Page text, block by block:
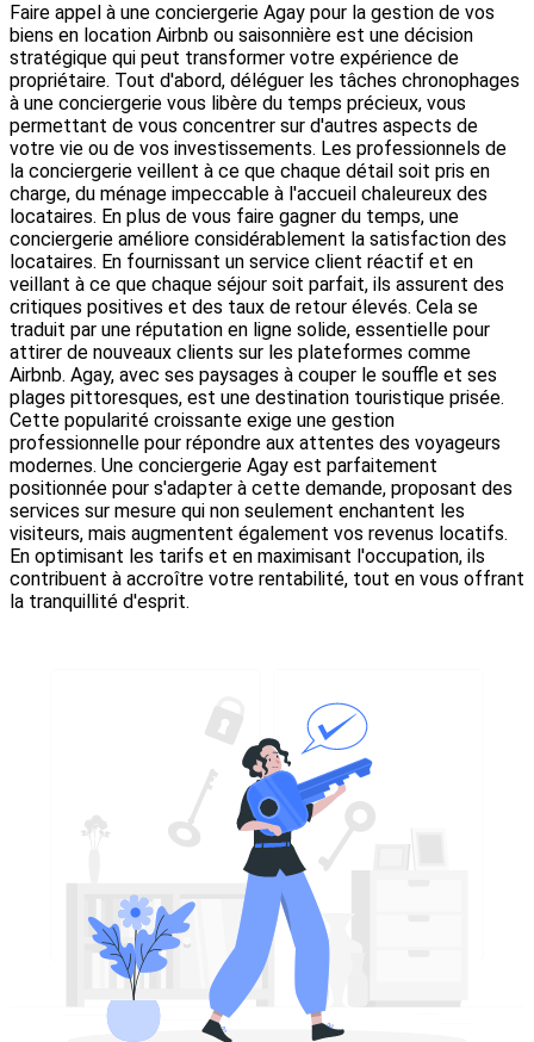
Faire appel à une conciergerie Agay pour la gestion de vos
biens en location Airbnb ou saisonnière est une décision
stratégique qui peut transformer votre expérience de
propriétaire. Tout d'abord, déléguer les tâches chronophages
à une conciergerie vous libère du temps précieux, vous
permettant de vous concentrer sur d'autres aspects de
votre vie ou de vos investissements. Les professionnels de
la conciergerie veillent à ce que chaque détail soit pris en
charge, du ménage impeccable à l'accueil chaleureux des
locataires. En plus de vous faire gagner du temps, une
conciergerie améliore considérablement la satisfaction des
locataires. En fournissant un service client réactif et en
veillant à ce que chaque séjour soit parfait, ils assurent des
critiques positives et des taux de retour élevés. Cela se
traduit par une réputation en ligne solide, essentielle pour
attirer de nouveaux clients sur les plateformes comme
Airbnb. Agay, avec ses paysages à couper le souffle et ses
plages pittoresques, est une destination touristique prisée.
Cette popularité croissante exige une gestion
professionnelle pour répondre aux attentes des voyageurs
modernes. Une conciergerie Agay est parfaitement
positionnée pour s'adapter à cette demande, proposant des
services sur mesure qui non seulement enchantent les
visiteurs, mais augmentent également vos revenus locatifs.
En optimisant les tarifs et en maximisant l'occupation, ils
contribuent à accroître votre rentabilité, tout en vous offrant
la tranquillité d'esprit.